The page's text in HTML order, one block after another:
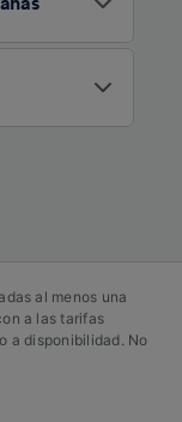
al menos una
a las tarifas
a disponibilidad. No